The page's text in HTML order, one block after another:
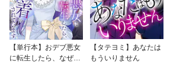
【単行本】おデブ悪女
に転生したら、なぜか
【タテヨミ】あなたは
もういりません